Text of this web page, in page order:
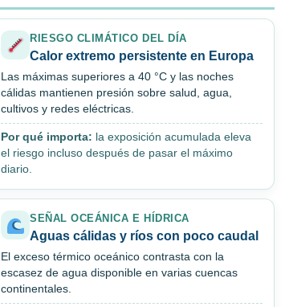
RIESGO CLIMÁTICO DEL DÍA
Calor extremo persistente en Europa
Las máximas superiores a 40 °C y las noches
cálidas mantienen presión sobre salud, agua,
cultivos y redes eléctricas.
Por qué importa: la exposición acumulada eleva
el riesgo incluso después de pasar el máximo
diario.
SEÑAL OCEÁNICA E HÍDRICA
Aguas cálidas y ríos con poco caudal
El exceso térmico oceánico contrasta con la
escasez de agua disponible en varias cuencas
continentales.